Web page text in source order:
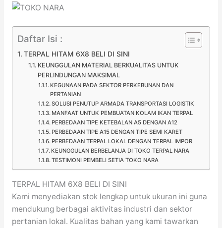
Daftar Isi :
TERPAL HITAM 6X8 BELI DI SINI
KEUNGGULAN MATERIAL BERKUALITAS UNTUK
PERLINDUNGAN MAKSIMAL
KEGUNAAN PADA SEKTOR PERKEBUNAN DAN
PERTANIAN
SOLUSI PENUTUP ARMADA TRANSPORTASI LOGISTIK
MANFAAT UNTUK PEMBUATAN KOLAM IKAN TERPAL
PERBEDAAN TIPE KETEBALAN A5 DENGAN A12
PERBEDAAN TIPE A15 DENGAN TIPE SEMI KARET
PERBEDAAN TERPAL LOKAL DENGAN TERPAL IMPOR
KEUNGGULAN BERBELANJA DI TOKO TERPAL NARA
TESTIMONI PEMBELI SETIA TOKO NARA
TERPAL HITAM 6X8 BELI DI SINI
Kami menyediakan stok lengkap untuk ukuran ini guna
mendukung berbagai aktivitas industri dan sektor
pertanian lokal. Kualitas bahan yang kami tawarkan